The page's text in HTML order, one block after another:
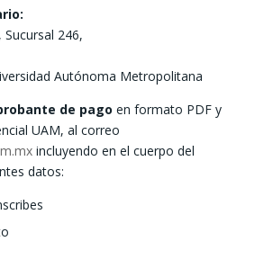
246,
Autónoma Metropolitana
de pago en formato PDF y
UAM, al correo
incluyendo en el cuerpo del
datos: